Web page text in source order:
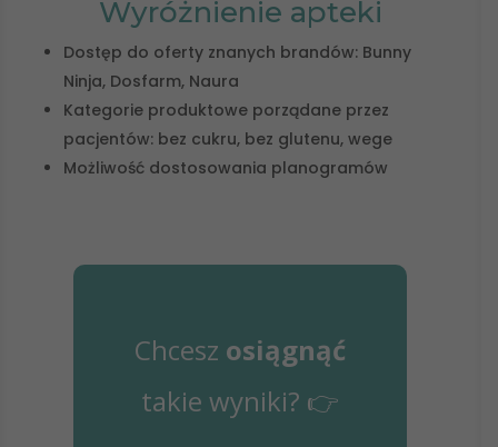
Wyróżnienie apteki
Dostęp do oferty znanych brandów: Bunny
Ninja, Dosfarm, Naura
Kategorie produktowe porządane przez
pacjentów: bez cukru, bez glutenu, wege
Możliwość dostosowania planogramów
Chcesz osiągnąć
takie wyniki? 👉
Dołącz do programu
Takie Dobre!